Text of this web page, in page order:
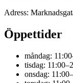
Adress:
Öppettider
måndag:
tisdag:
onsdag: